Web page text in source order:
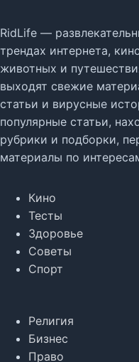
RidLife —
трендах интернета,
животных и
выходят свежие
статьи и вирусные
популярные статьи,
рубрики и подборки,
материалы по
Кино
Тесты
Здоровье
Советы
Спорт
Религия
Бизнес
Право